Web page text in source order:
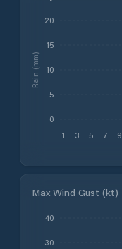
1 3 5 7 9
0
5
10
15
20
Rain (mm)
Max Wind Gust (kt)
30
40